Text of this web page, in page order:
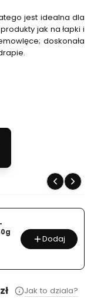
jest idealna dla
jak na łapki i
doskonała
Dodaj
Jak to dziala?